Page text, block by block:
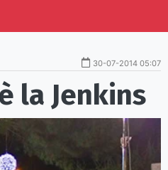
30-07-2014 05:07
la Jenkins